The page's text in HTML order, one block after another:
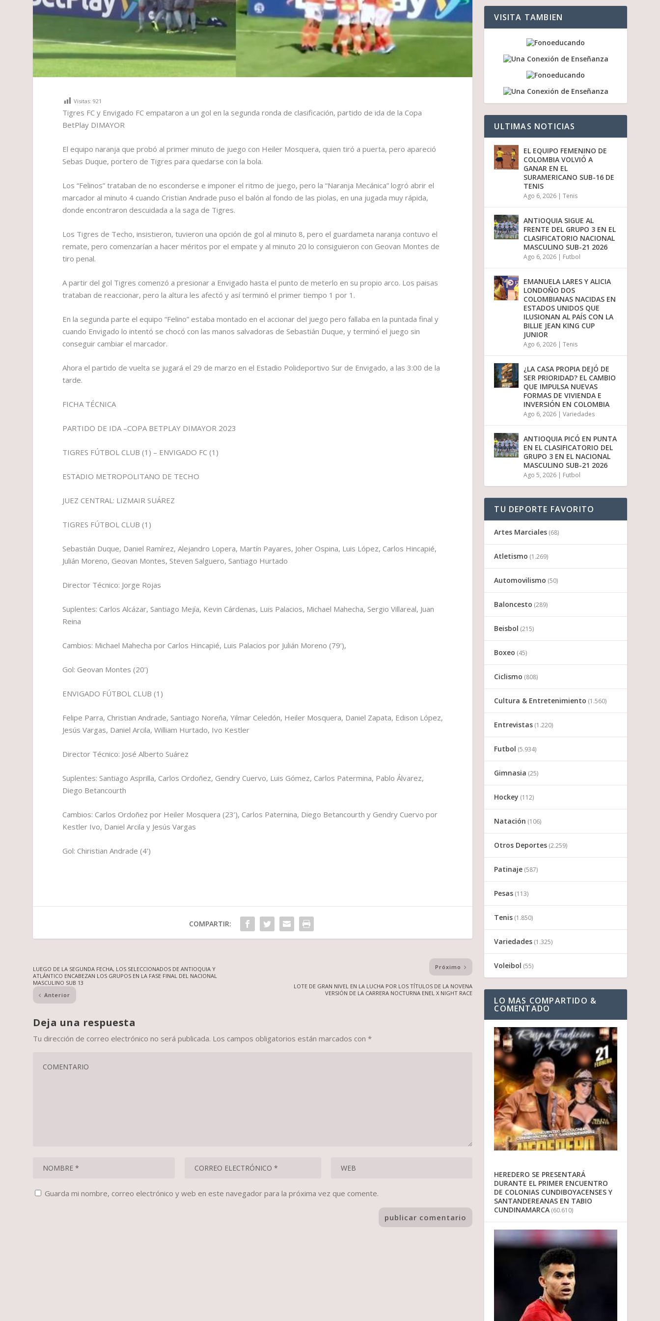
Visitas: 921
Tigres FC y Envigado FC empataron a un gol en la segunda ronda de clasificación, partido de ida de la Copa
BetPlay DIMAYOR
El equipo naranja que probó al primer minuto de juego con Heiler Mosquera, quien tiró a puerta, pero apareció
Sebas Duque, portero de Tigres para quedarse con la bola.
Los “Felinos” trataban de no esconderse e imponer el ritmo de juego, pero la “Naranja Mecánica” logró abrir el
marcador al minuto 4 cuando Cristian Andrade puso el balón al fondo de las piolas, en una jugada muy rápida,
donde encontraron descuidada a la saga de Tigres.
Los Tigres de Techo, insistieron, tuvieron una opción de gol al minuto 8, pero el guardameta naranja contuvo el
remate, pero comenzarían a hacer méritos por el empate y al minuto 20 lo consiguieron con Geovan Montes de
tiro penal.
A partir del gol Tigres comenzó a presionar a Envigado hasta el punto de meterlo en su propio arco. Los paisas
trataban de reaccionar, pero la altura les afectó y así terminó el primer tiempo 1 por 1.
En la segunda parte el equipo “Felino” estaba montado en el accionar del juego pero fallaba en la puntada final y
cuando Envigado lo intentó se chocó con las manos salvadoras de Sebastián Duque, y terminó el juego sin
conseguir cambiar el marcador.
Ahora el partido de vuelta se jugará el 29 de marzo en el Estadio Polideportivo Sur de Envigado, a las 3:00 de la
tarde.
FICHA TÉCNICA
PARTIDO DE IDA –COPA BETPLAY DIMAYOR 2023
TIGRES FÚTBOL CLUB (1) – ENVIGADO FC (1)
ESTADIO METROPOLITANO DE TECHO
JUEZ CENTRAL: LIZMAIR SUÁREZ
TIGRES FÚTBOL CLUB (1)
Sebastián Duque, Daniel Ramírez, Alejandro Lopera, Martín Payares, Joher Ospina, Luis López, Carlos Hincapié,
Julián Moreno, Geovan Montes, Steven Salguero, Santiago Hurtado
Director Técnico: Jorge Rojas
Suplentes: Carlos Alcázar, Santiago Mejía, Kevin Cárdenas, Luis Palacios, Michael Mahecha, Sergio Villareal, Juan
Reina
Cambios: Michael Mahecha por Carlos Hincapié, Luis Palacios por Julián Moreno (79’),
Gol: Geovan Montes (20’)
ENVIGADO FÚTBOL CLUB (1)
Felipe Parra, Christian Andrade, Santiago Noreña, Yilmar Celedón, Heiler Mosquera, Daniel Zapata, Edison López,
Jesús Vargas, Daniel Arcila, William Hurtado, Ivo Kestler
Director Técnico: José Alberto Suárez
Suplentes: Santiago Asprilla, Carlos Ordoñez, Gendry Cuervo, Luis Gómez, Carlos Patermina, Pablo Álvarez,
Diego Betancourth
Cambios: Carlos Ordoñez por Heiler Mosquera (23’), Carlos Paternina, Diego Betancourth y Gendry Cuervo por
Kestler Ivo, Daniel Arcila y Jesús Vargas
Gol: Chiristian Andrade (4’)
COMPARTIR:
LUEGO DE LA SEGUNDA FECHA, LOS SELECCIONADOS DE ANTIOQUIA Y
ATLÁNTICO ENCABEZAN LOS GRUPOS EN LA FASE FINAL DEL NACIONAL
MASCULINO SUB 13
Anterior
Próximo
LOTE DE GRAN NIVEL EN LA LUCHA POR LOS TÍTULOS DE LA NOVENA
VERSIÓN DE LA CARRERA NOCTURNA ENEL X NIGHT RACE
Deja una respuesta
Tu dirección de correo electrónico no será publicada. Los campos obligatorios están marcados con*
Guarda mi nombre, correo electrónico y web en este navegador para la próxima vez que comente.
r
a
p
a
e
a
d
i
s
i
u
r
e
l
u
m
e
n
.
VISITA TAMBIEN
ULTIMAS NOTICIAS
EL EQUIPO FEMENINO DE
COLOMBIA VOLVIÓ A
GANAR EN EL
SURAMERICANO SUB-16 DE
TENIS
Ago 6, 2026 |Tenis
ANTIOQUIA SIGUE AL
FRENTE DEL GRUPO 3 EN EL
CLASIFICATORIO NACIONAL
MASCULINO SUB-21 2026
Ago 6, 2026 | Futbol
EMANUELA LARES Y ALICIA
LONDOÑO DOS
COLOMBIANAS NACIDAS EN
ESTADOS UNIDOS QUE
ILUSIONAN AL PAÍS CON LA
BILLIE JEAN KING CUP
JUNIOR
Ago 6, 2026 |Tenis
¿LA CASA PROPIA DEJÓ DE
SER PRIORIDAD? EL CAMBIO
QUE IMPULSA NUEVAS
FORMAS DE VIVIENDA E
INVERSIÓN EN COLOMBIA
Ago 6, 2026 |Variedades
ANTIOQUIA PICÓ EN PUNTA
EN EL CLASIFICATORIO DEL
GRUPO 3 EN EL NACIONAL
MASCULINO SUB-21 2026
Ago 5, 2026 | Futbol
TU DEPORTE FAVORITO
Artes Marciales (68)
Atletismo (1.269)
Automovilismo (50)
Baloncesto (289)
Beisbol (215)
Boxeo (45)
Ciclismo (808)
Cultura & Entretenimiento (1.560)
Entrevistas (1.220)
Futbol (5.934)
Gimnasia (25)
Hockey (112)
Natación (106)
Otros Deportes (2.259)
Patinaje (587)
Pesas (113)
Tenis (1.850)
Variedades (1.325)
Voleibol (55)
LO MAS COMPARTIDO &
COMENTADO
HEREDERO SE PRESENTARÁ
DURANTE EL PRIMER ENCUENTRO
DE COLONIAS CUNDIBOYACENSES Y
SANTANDEREANAS EN TABIO
CUNDINAMARCA (60.610)